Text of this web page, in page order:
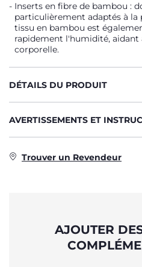
Inserts en fibre de bambou :
particulièrement adaptés à la
tissu en bambou est
rapidement l'humidité,
corporelle.
DÉTAILS DU PRODUIT
AVERTISSEMENTS ET
Trouver un Revendeur
AJOUTER